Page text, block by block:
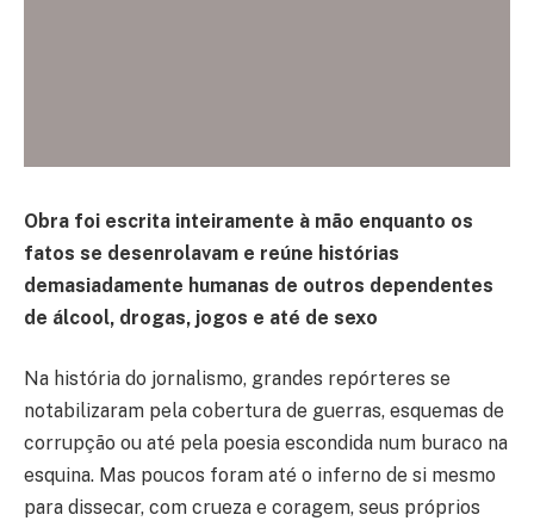
Obra foi escrita inteiramente à mão enquanto os
fatos se desenrolavam e reúne histórias
demasiadamente humanas de outros dependentes
de álcool, drogas, jogos e até de sexo
Na história do jornalismo, grandes repórteres se
notabilizaram pela cobertura de guerras, esquemas de
corrupção ou até pela poesia escondida num buraco na
esquina. Mas poucos foram até o inferno de si mesmo
para dissecar, com crueza e coragem, seus próprios